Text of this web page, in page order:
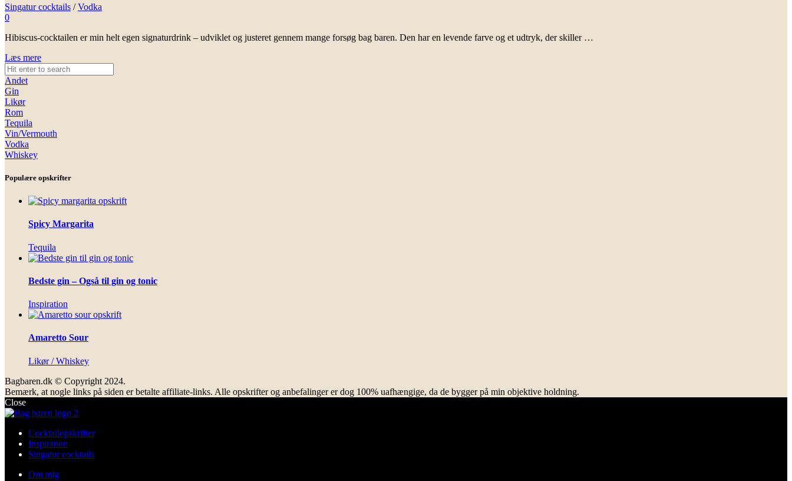
Singatur cocktails /Vodka
0
Hibiscus-cocktailen er min helt egen signaturdrink – udviklet og justeret gennem mange forsøg bag baren. Den har en levende farve og et udtryk, der skiller …
Læs mere
Andet
Gin
Likør
Rom
Tequila
Vin/Vermouth
Vodka
Whiskey
Populære opskrifter
Spicy Margarita
Tequila
Bedste gin – Også til gin og tonic
Inspiration
Amaretto Sour
Likør / Whiskey
Bagbaren.dk © Copyright 2024.
Bemærk, at nogle links på siden er betalte affiliate-links. Alle opskrifter og anbefalinger er dog 100% uafhængige, da de bygger på min objektive holdning.
Close
Cocktailopskrifter
Inspiration
Singatur cocktails
Om mig